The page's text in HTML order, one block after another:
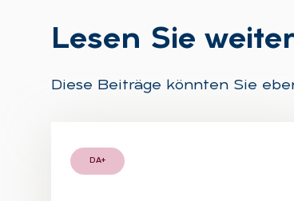
Le­sen Sie wei­ter
Diese Beiträge könnten Sie
DA+